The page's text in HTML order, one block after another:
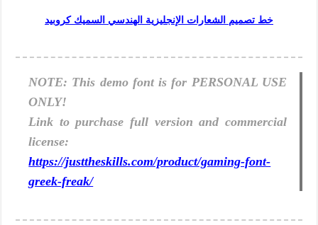
خط تصميم الشعارات الإنجليزية الهندسي السميك كروبيد
NOTE: This demo font is for PERSONAL USE
ONLY!
Link to purchase full version and commercial
license:
https://justtheskills.com/product/gaming-font-
greek-freak/